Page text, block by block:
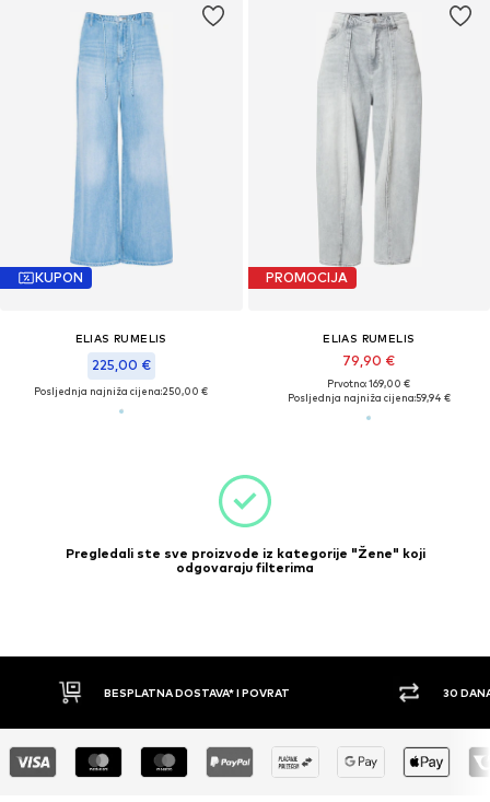
KUPON
ELIAS RUMELIS
225,00 €
Posljednja najniža cijena:250,00 €
PROMOCIJA
ELIAS RUMELIS
79,90 €
Prvotno: 169,00 €
Posljednja najniža cijena:59,94 €
Pregledali ste sve proizvode iz kategorije "Žene" koji
odgovaraju filterima
30 DANA PRAVO NA POVRAT